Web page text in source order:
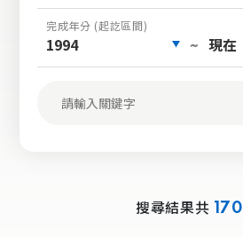
完成年分 (起訖區間)
1994 ~ 現在
搜尋結果共 170